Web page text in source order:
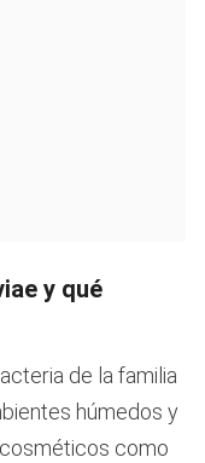
y qué
de la familia
húmedos y
como